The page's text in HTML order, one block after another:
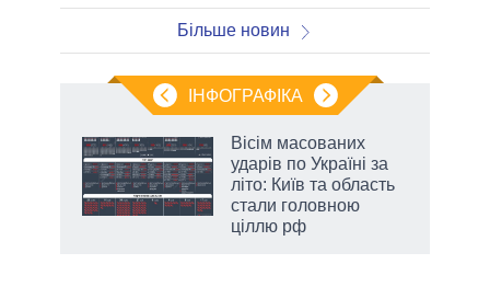
Більше новин
ІНФОГРАФІКА
Вісім масованих
ударів по Україні за
літо: Київ та область
стали головною
ціллю рф